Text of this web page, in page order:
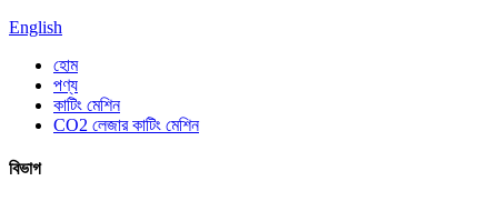
English
হোম
পণ্য
কাটিং মেশিন
CO2 লেজার কাটিং মেশিন
বিভাগ